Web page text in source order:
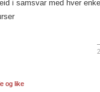
i samsvar med hver
og like